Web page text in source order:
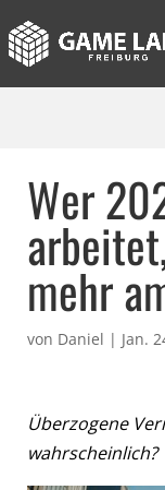
Wer
mehr
von Daniel | Jan.
Überzogene
wahrscheinlich?